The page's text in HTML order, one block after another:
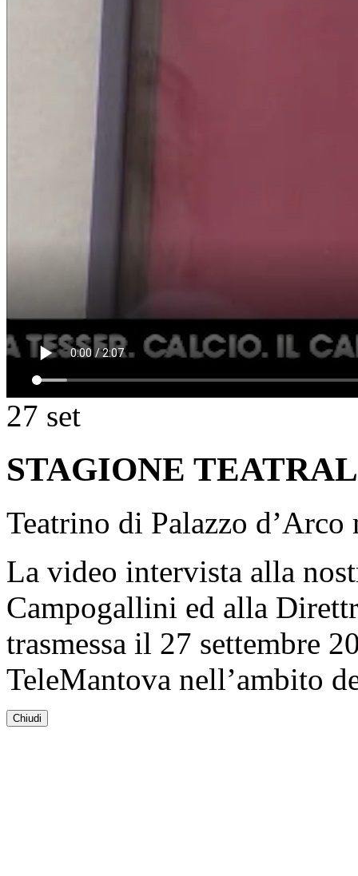
27 set
STAGIONE
Teatrino di Palazzo d’Arco
La video intervista alla
Campogallini ed alla
trasmessa il 27 settembre
TeleMantova nell’ambito
Chiudi